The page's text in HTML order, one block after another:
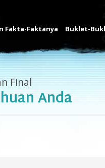
Fakta-Faktanya Buklet-
Final
Anda